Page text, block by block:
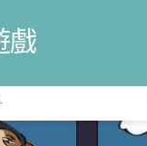
戲